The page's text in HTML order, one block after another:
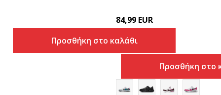
Προσθήκη στο καλάθι
84,99 EUR
Προσθήκη στο